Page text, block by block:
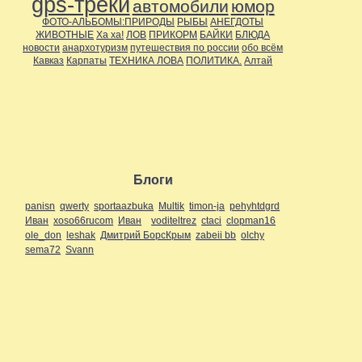
gps-треки автомобили юмор
ФОТО-АЛЬБОМЫ:ПРИРОДЫ РЫБЫ АНЕГДОТЫ
ЖИВОТНЫЕ Ха ха! ЛОВ ПРИКОРМ БАЙКИ БЛЮДА
новости анархотуризм путешествия по россии обо всём
Кавказ Карпаты ТЕХНИКА ЛОВА ПОЛИТИКА. Алтай
Блоги
panisn qwerty sportaazbuka Multik timon-ja pehyhtdgrd
Иван xoso66rucom Иван voditeltrez ctaci clopman16
ole_don leshak Дмитрий БорсКрым zabeii bb olchy
sema72 Svann